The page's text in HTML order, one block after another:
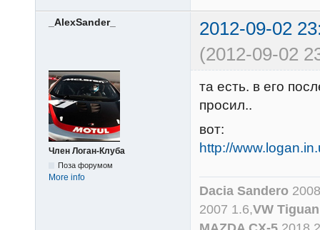
_AlexSander_
2012-09-02
(2012-09-02
Член Логан-Клуба
Поза форумом
More info
та есть. в его
просил..
вот:
http://
Dacia Sandero
2007 1.6,VW